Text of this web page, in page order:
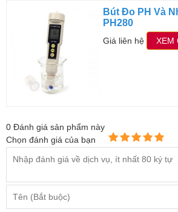
Bút Đo PH Và
PH280
Giá liên hệ XEM
0 Đánh giá sản phẩm này
Chọn đánh giá của bạn